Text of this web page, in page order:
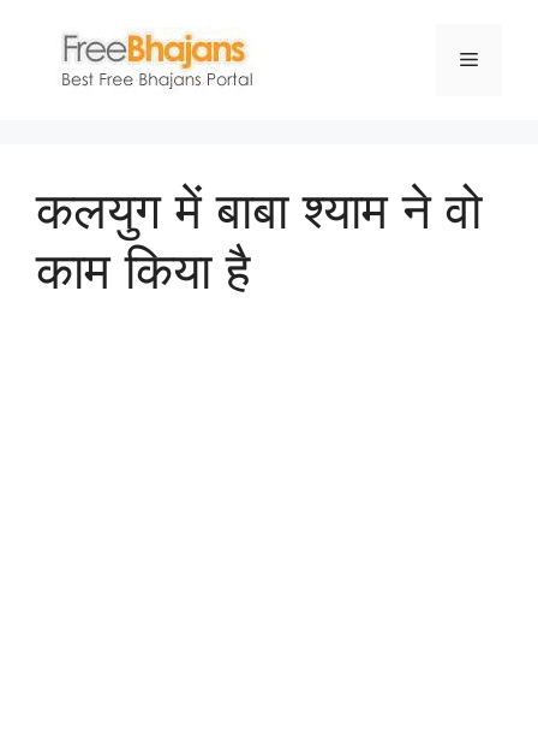
content
Menu
कलयुग में बाबा श्याम ने वो
काम किया है